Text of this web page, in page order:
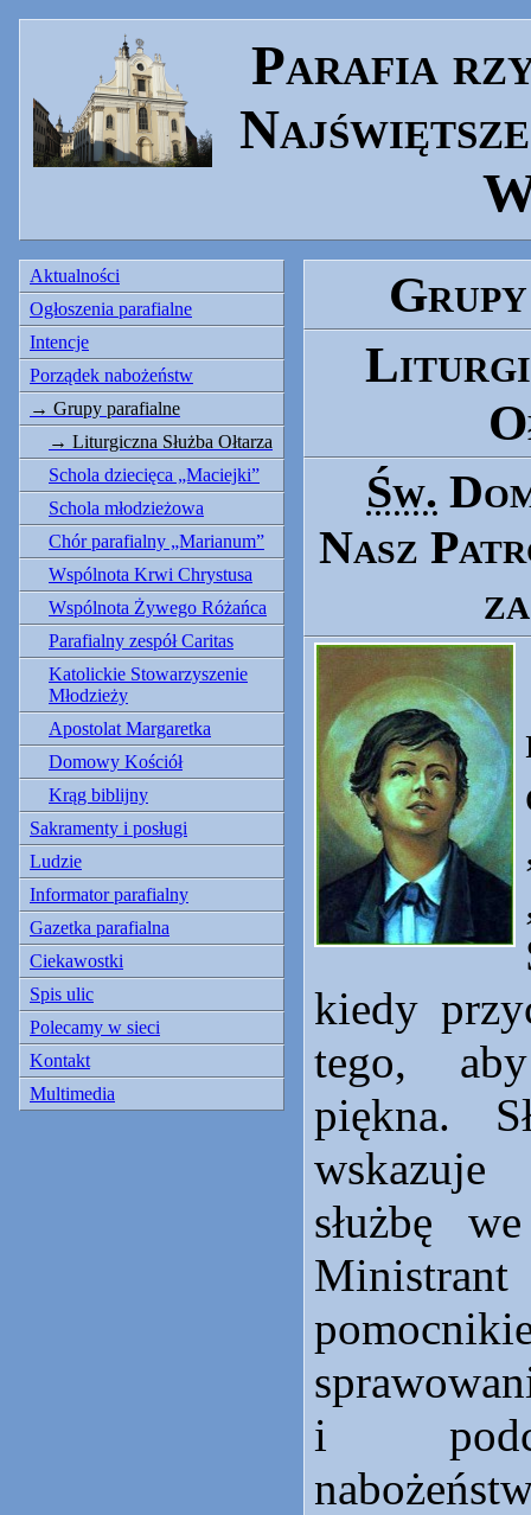
Parafia
Aktualności
Ogłoszenia parafialne
Intencje
Porządek nabożeństw
Grupy parafialne
Liturgiczna Służba Ołtarza
Schola dziecięca „Maciejki”
Schola młodzieżowa
Chór parafialny „Marianum”
Wspólnota Krwi Chrystusa
Wspólnota Żywego Różańca
Parafialny zespół Caritas
Katolickie Stowarzyszenie
Młodzieży
Apostolat Margaretka
Domowy Kościół
Krąg biblijny
Sakramenty i posługi
Ludzie
Informator parafialny
Gazetka parafialna
Ciekawostki
Spis ulic
Polecamy w sieci
Kontakt
Multimedia
Św.
Nasz
kiedy
tego,
piękna.
wskazuje
służbę
i